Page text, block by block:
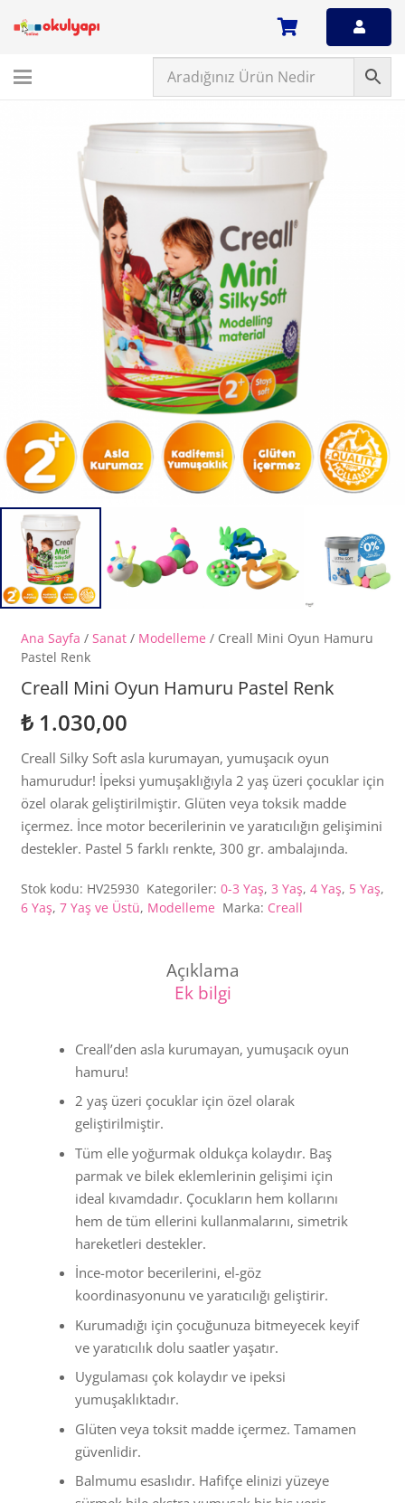
Ana Sayfa / Sanat/ Modelleme / Creall Mini Oyun Hamuru
Pastel Renk
Creall Mini Oyun Hamuru Pastel Renk
₺1.030,00
Creall Silky Soft asla kurumayan, yumuşacık oyun
hamurudur! İpeksi yumuşaklığıyla 2 yaş üzeri çocuklar için
özel olarak geliştirilmiştir. Glüten veya toksik madde
içermez. İnce motor becerilerinin ve yaratıcılığın gelişimini
destekler. Pastel 5 farklı renkte, 300 gr. ambalajında.
Stok kodu: HV25930 Kategoriler: 0-3 Yaş, 3 Yaş, 4 Yaş, 5 Yaş,
6 Yaş, 7 Yaş ve Üstü, Modelleme Marka: Creall
Açıklama
Ek bilgi
Creall’den asla kurumayan, yumuşacık oyun
hamuru!
2 yaş üzeri çocuklar için özel olarak
geliştirilmiştir.
Tüm elle yoğurmak oldukça kolaydır. Baş
parmak ve bilek eklemlerinin gelişimi için
ideal kıvamdadır. Çocukların hem kollarını
hem de tüm ellerini kullanmalarını, simetrik
hareketleri destekler.
İnce-motor becerilerini, el-göz
koordinasyonunu ve yaratıcılığı geliştirir.
Kurumadığı için çocuğunuza bitmeyecek keyif
ve yaratıcılık dolu saatler yaşatır.
Uygulaması çok kolaydır ve ipeksi
yumuşaklıktadır.
Glüten veya toksit madde içermez. Tamamen
güvenlidir.
Balmumu esaslıdır. Hafifçe elinizi yüzeye